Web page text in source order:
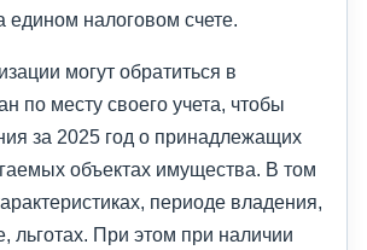
едином налоговом счете.
могут обратиться в
по месту своего учета, чтобы
за 2025 год о принадлежащих
объектах имущества. В том
периоде владения,
льготах. При этом при наличии